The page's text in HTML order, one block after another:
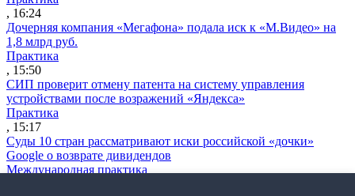
, 16:24
Дочерняя компания «Мегафона» подала иск к «М.Видео» на
1,8 млрд руб.
Практика
, 15:50
СИП проверит отмену патента на систему управления
устройствами после возражений «Яндекса»
Практика
, 15:17
Суды 10 стран рассматривают иски российской «дочки»
Google о возврате дивидендов
Международная практика